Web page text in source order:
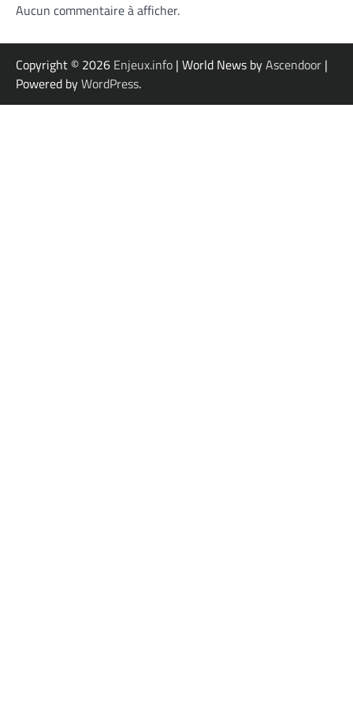
Aucun commentaire à afficher.
Copyright © 2026 Enjeux.info | World News byAscendoor |
Powered byWordPress.